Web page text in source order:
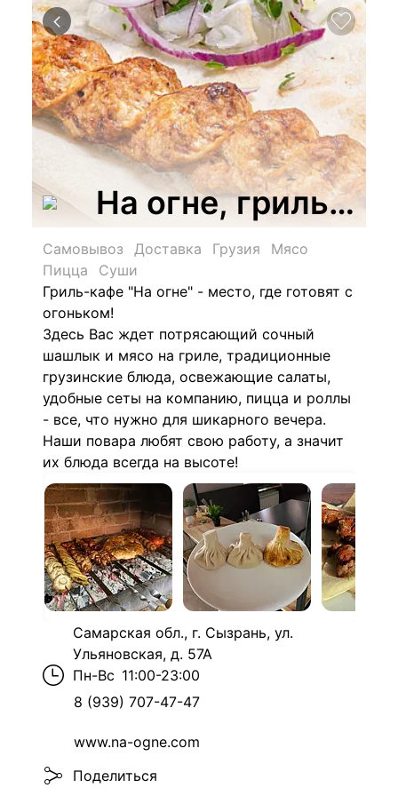
На огне, гриль-
Самовывоз Доставка Грузия
Мясо
Пицца
Суши
Гриль-кафе "На огне" - место, где готовят с
огоньком!
Здесь Вас ждет потрясающий сочный
шашлык и мясо на гриле, традиционные
грузинские блюда, освежающие салаты,
удобные сеты на компанию, пицца и роллы
- все, что нужно для шикарного вечера.
Наши повара любят свою работу, а значит
их блюда всегда на высоте!
Самарская обл., г. Сызрань, ул.
Ульяновская, д. 57А
Пн-Вс 11:00-23:00
8 (939) 707-47-47
www.na-ogne.com
Поделиться